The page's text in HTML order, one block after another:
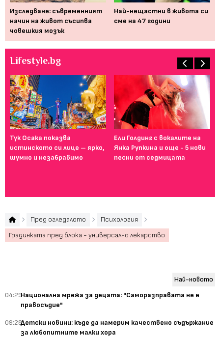
Изследване: съвременният
начин на живот съсипва
човешкия мозък
Най-нещастни в живота си
сме на 47 години
Lifestyle.bg
Тук Осака показва
истинското си лице – ярко,
шумно и незабравимо
Ели Голдинг с вокалите на
Янка Рупкина и още - 5 нови
песни от седмицата
Пред огледалото
Психология
Градинката пред блока - универсално лекарство
Най-новото
04:29Национална мрежа за децата: "Саморазправата не е
правосъдие"
09:28Детски новини: къде да намерим качествено съдържание
за любопитните малки хора